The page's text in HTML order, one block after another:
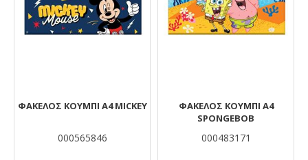
ΦΑΚΕΛΟΣ ΚΟΥΜΠΙ Α4 MICKEY
000565846
ΦΑΚΕΛΟΣ ΚΟΥΜΠΙ Α4
SPONGEBOB
000483171